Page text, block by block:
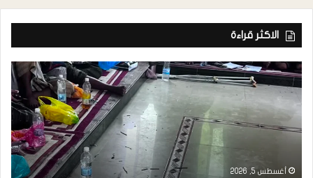
الاكثر قراءة
أغسطس 5, 2026